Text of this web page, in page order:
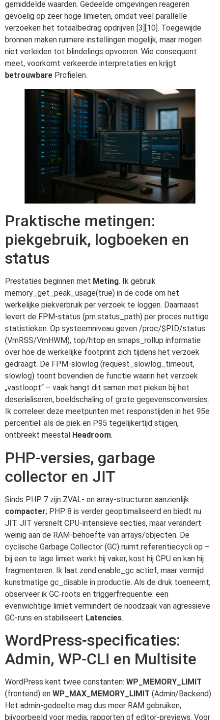
gemiddelde waarden. Gedeelde omgevingen reageren
gevoelig op zeer hoge limieten, omdat veel parallelle
verzoeken het totaalbedrag opdrijven [3][10]. Toegewijde
bronnen maken ruimere instellingen mogelijk, maar mogen
niet verleiden tot blindelings opvoeren. Wie consequent
meet, voorkomt verkeerde interpretaties en krijgt
betrouwbare Profielen.
Praktische metingen:
piekgebruik, logboeken en
status
Prestaties beginnen met Meting. Ik gebruik
memory_get_peak_usage(true) in de code om het
werkelijke piekverbruik per verzoek te loggen. Daarnaast
levert de FPM-status (pm.status_path) per proces nuttige
statistieken. Op systeemniveau geven /proc/$PID/status
(VmRSS/VmHWM), top/htop en smaps_rollup informatie
over hoe de werkelijke footprint zich tijdens het verzoek
gedraagt. De FPM-slowlog (request_slowlog_timeout,
slowlog) toont bovendien de functie waarin het verzoek
„vastloopt“ – vaak hangt dit samen met pieken bij het
deserialiseren, beeldschaling of grote gegevensconversies.
Ik correleer deze meetpunten met responstijden in het 95e
percentiel: als de piek en P95 tegelijkertijd stijgen,
ontbreekt meestal Headroom.
PHP-versies, garbage
collector en JIT
Sinds PHP 7 zijn ZVAL- en array-structuren aanzienlijk
compacter; PHP 8 is verder geoptimaliseerd en biedt nu
JIT. JIT versnelt CPU-intensieve secties, maar verandert
weinig aan de RAM-behoefte van arrays/objecten. De
cyclische Garbage Collector (GC) ruimt referentiecycli op –
bij een te lage limiet werkt hij vaker, kost hij CPU en kan hij
fragmenteren. Ik laat zend.enable_gc actief, maar vermijd
kunstmatige gc_disable in productie. Als de druk toeneemt,
observeer ik GC-roots en triggerfrequentie: een
evenwichtige limiet vermindert de noodzaak van agressieve
GC-runs en stabiliseert Latencies.
WordPress-specificaties:
Admin, WP-CLI en Multisite
WordPress kent twee constanten: WP_MEMORY_LIMIT
(frontend) en WP_MAX_MEMORY_LIMIT (Admin/Backend).
Het admin-gedeelte mag dus meer RAM gebruiken,
bijvoorbeeld voor media, rapporten of editor-previews. Voor